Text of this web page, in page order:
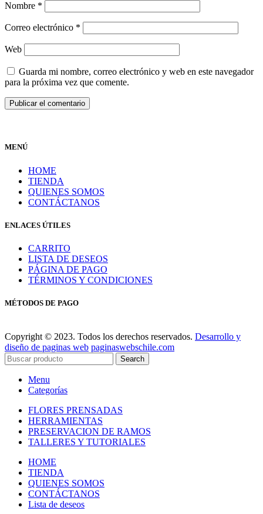
Nombre *
Correo electrónico *
Web
Guarda mi nombre, correo electrónico y web en este navegador
para la próxima vez que comente.
MENÚ
HOME
TIENDA
QUIENES SOMOS
CONTÁCTANOS
ENLACES ÚTILES
CARRITO
LISTA DE DESEOS
PÁGINA DE PAGO
TÉRMINOS Y CONDICIONES
MÉTODOS DE PAGO
Copyright © 2023. Todos los derechos reservados. Desarrollo y
diseño de paginas web paginaswebschile.com
Search
Menu
Categorías
FLORES PRENSADAS
HERRAMIENTAS
PRESERVACION DE RAMOS
TALLERES Y TUTORIALES
HOME
TIENDA
QUIENES SOMOS
CONTÁCTANOS
Lista de deseos